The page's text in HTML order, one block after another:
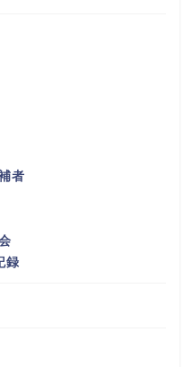
者
録